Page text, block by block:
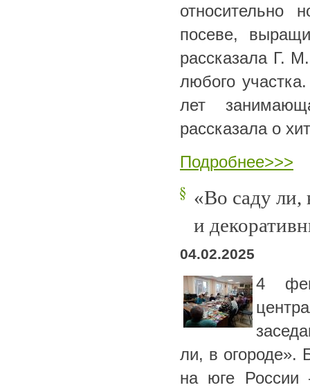
относительно
посеве,
рассказала Г.
любого
лет
рассказала о
Подробнее>>>
«Во саду ли,
и
04.02.2025
4
ли, в огороде».
на юге